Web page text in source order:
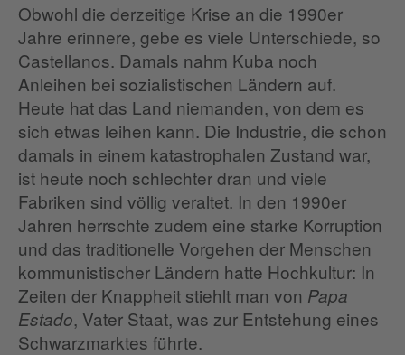
Obwohl die derzeitige Krise an die 1990er
Jahre erinnere, gebe es viele Unterschiede, so
Castellanos. Damals nahm Kuba noch
Anleihen bei sozialistischen Ländern auf.
Heute hat das Land niemanden, von dem es
sich etwas leihen kann. Die Industrie, die schon
damals in einem katastrophalen Zustand war,
ist heute noch schlechter dran und viele
Fabriken sind völlig veraltet. In den 1990er
Jahren herrschte zudem eine starke Korruption
und das traditionelle Vorgehen der Menschen
kommunistischer Ländern hatte Hochkultur: In
Zeiten der Knappheit stiehlt man von Papa
Estado, Vater Staat, was zur Entstehung eines
Schwarzmarktes führte.